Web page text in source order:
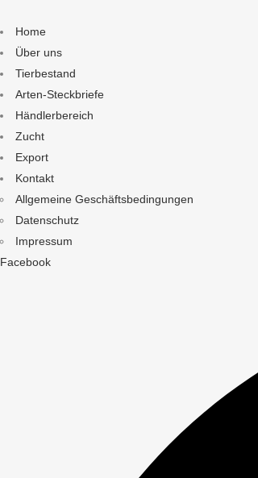
Home
Über uns
Tierbestand
Arten-Steckbriefe
Händlerbereich
Zucht
Export
Kontakt
Allgemeine Geschäftsbedingungen
Datenschutz
Impressum
Facebook